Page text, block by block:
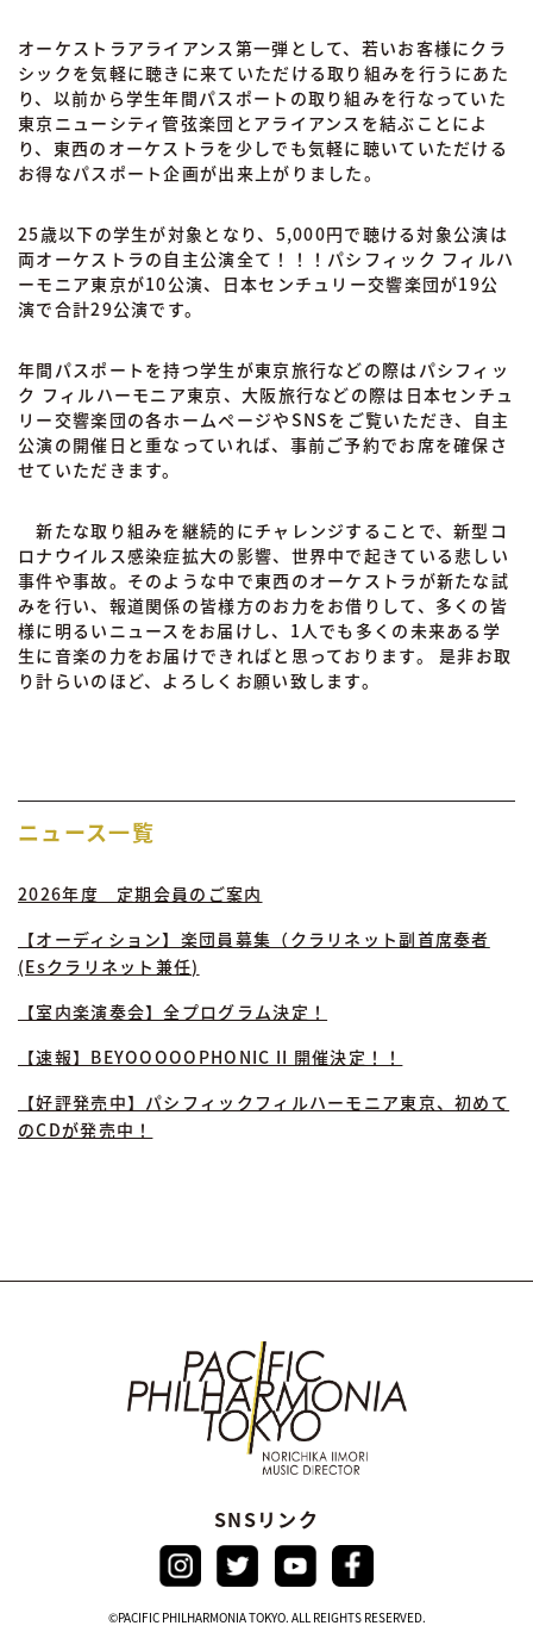
オーケストラアライアンス第一弾として、若いお客様にクラ
シックを気軽に聴きに来ていただける取り組みを行うにあた
り、以前から学生年間パスポートの取り組みを行なっていた
東京ニューシティ管弦楽団とアライアンスを結ぶことによ
り、東西のオーケストラを少しでも気軽に聴いていただける
お得なパスポート企画が出来上がりました。
25歳以下の学生が対象となり、5,000円で聴ける対象公演は
両オーケストラの自主公演全て！！！パシフィック フィルハ
ーモニア東京が10公演、日本センチュリー交響楽団が19公
演で合計29公演です。
年間パスポートを持つ学生が東京旅行などの際はパシフィッ
ク フィルハーモニア東京、大阪旅行などの際は日本センチュ
リー交響楽団の各ホームページやSNSをご覧いただき、自主
公演の開催日と重なっていれば、事前ご予約でお席を確保さ
せていただきます。
新たな取り組みを継続的にチャレンジすることで、新型コ
ロナウイルス感染症拡大の影響、世界中で起きている悲しい
事件や事故。そのような中で東西のオーケストラが新たな試
みを行い、報道関係の皆様方のお力をお借りして、多くの皆
様に明るいニュースをお届けし、1人でも多くの未来ある学
生に音楽の力をお届けできればと思っております。 是非お取
り計らいのほど、よろしくお願い致します。
ニュース一覧
2026年度 定期会員のご案内
【オーディション】楽団員募集（クラリネット副首席奏者
(Esクラリネット兼任)
【室内楽演奏会】全プログラム決定！
【速報】BEYOOOOOPHONIC II 開催決定！！
【好評発売中】パシフィックフィルハーモニア東京、初めて
のCDが発売中！
SNSリンク
©PACIFIC PHILHARMONIA TOKYO. ALL REIGHTS RESERVED.